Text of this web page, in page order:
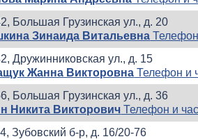
Большая Грузинская ул., д. 20
Зинаида Витальевна
Дружинниковская ул., д. 15
Жанна Викторовна Телефон и
Большая Грузинская ул., д. 36
Никита Викторович Телефон и
Зубовский б-р, д. 16/20-76